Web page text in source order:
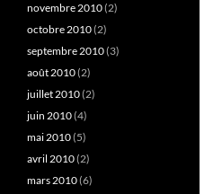
novembre 2010(2)
octobre 2010(2)
septembre 2010(3)
août 2010(2)
juillet 2010(2)
juin 2010(4)
mai 2010(5)
avril 2010(2)
mars 2010(6)